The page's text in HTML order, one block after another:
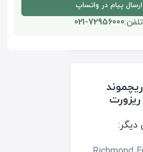
ارسال پیام در واتساپ
تلفن:021-72956000
دیگر: